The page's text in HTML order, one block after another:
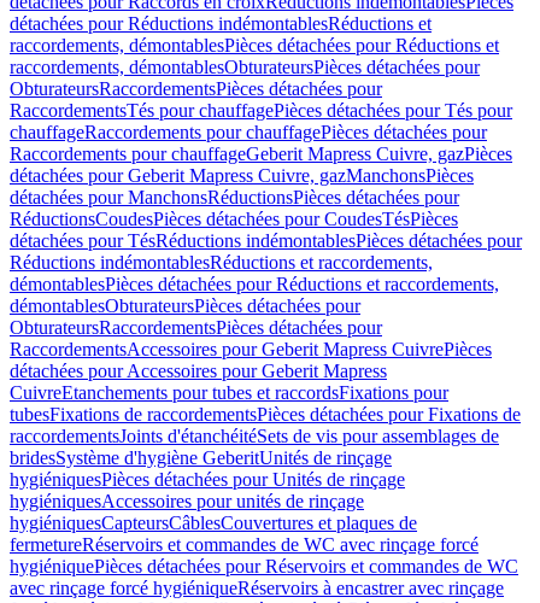
détachées pour Réductions indémontablesRéductions et
raccordements, démontablesPièces détachées pour Réductions et
raccordements, démontablesObturateursPièces détachées pour
ObturateursRaccordementsPièces détachées pour
RaccordementsTés pour chauffagePièces détachées pour Tés pour
chauffageRaccordements pour chauffagePièces détachées pour
Raccordements pour chauffageGeberit Mapress Cuivre, gazPièces
détachées pour Geberit Mapress Cuivre, gazManchonsPièces
détachées pour ManchonsRéductionsPièces détachées pour
RéductionsCoudesPièces détachées pour CoudesTésPièces
détachées pour TésRéductions indémontablesPièces détachées pour
Réductions indémontablesRéductions et raccordements,
démontablesPièces détachées pour Réductions et raccordements,
démontablesObturateursPièces détachées pour
ObturateursRaccordementsPièces détachées pour
RaccordementsAccessoires pour Geberit Mapress CuivrePièces
détachées pour Accessoires pour Geberit Mapress
CuivreEtanchements pour tubes et raccordsFixations pour
tubesFixations de raccordementsPièces détachées pour Fixations de
raccordementsJoints d'étanchéitéSets de vis pour assemblages de
bridesSystème d'hygiène GeberitUnités de rinçage
hygiéniquesPièces détachées pour Unités de rinçage
hygiéniquesAccessoires pour unités de rinçage
hygiéniquesCapteursCâblesCouvertures et plaques de
fermetureRéservoirs et commandes de WC avec rinçage forcé
hygiéniquePièces détachées pour Réservoirs et commandes de WC
avec rinçage forcé hygiéniqueRéservoirs à encastrer avec rinçage